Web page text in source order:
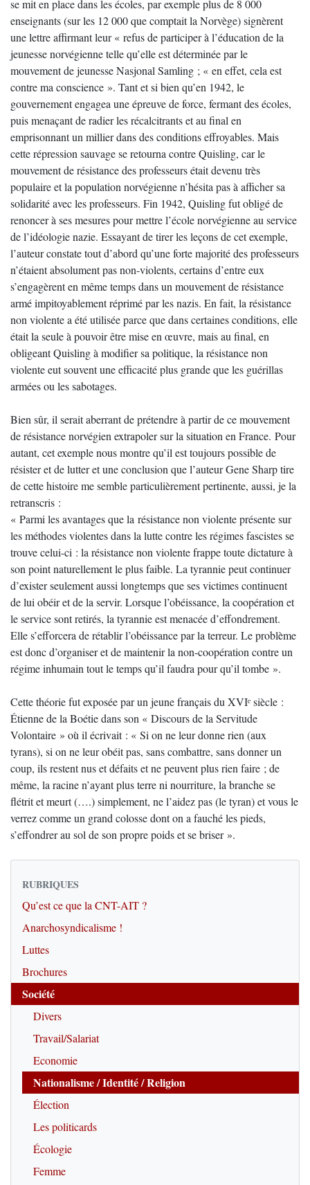
se mit en place dans les écoles, par exemple plus de 8 000
enseignants (sur les 12 000 que comptait la Norvège) signèrent
une lettre affirmant leur « refus de participer à l’éducation de la
jeunesse norvégienne telle qu’elle est déterminée par le
mouvement de jeunesse Nasjonal Samling ; « en effet, cela est
contre ma conscience ». Tant et si bien qu’en 1942, le
gouvernement engagea une épreuve de force, fermant des écoles,
puis menaçant de radier les récalcitrants et au final en
emprisonnant un millier dans des conditions effroyables. Mais
cette répression sauvage se retourna contre Quisling, car le
mouvement de résistance des professeurs était devenu très
populaire et la population norvégienne n’hésita pas à afficher sa
solidarité avec les professeurs. Fin 1942, Quisling fut obligé de
renoncer à ses mesures pour mettre l’école norvégienne au service
de l’idéologie nazie. Essayant de tirer les leçons de cet exemple,
l’auteur constate tout d’abord qu’une forte majorité des professeurs
n’étaient absolument pas non-violents, certains d’entre eux
s’engagèrent en même temps dans un mouvement de résistance
armé impitoyablement réprimé par les nazis. En fait, la résistance
non violente a été utilisée parce que dans certaines conditions, elle
était la seule à pouvoir être mise en œuvre, mais au final, en
obligeant Quisling à modifier sa politique, la résistance non
violente eut souvent une efficacité plus grande que les guérillas
armées ou les sabotages.
Bien sûr, il serait aberrant de prétendre à partir de ce mouvement
de résistance norvégien extrapoler sur la situation en France. Pour
autant, cet exemple nous montre qu’il est toujours possible de
résister et de lutter et une conclusion que l’auteur Gene Sharp tire
de cette histoire me semble particulièrement pertinente, aussi, je la
retranscris :
« Parmi les avantages que la résistance non violente présente sur
les méthodes violentes dans la lutte contre les régimes fascistes se
trouve celui-ci : la résistance non violente frappe toute dictature à
son point naturellement le plus faible. La tyrannie peut continuer
d’exister seulement aussi longtemps que ses victimes continuent
de lui obéir et de la servir. Lorsque l’obéissance, la coopération et
le service sont retirés, la tyrannie est menacée d’effondrement.
Elle s’efforcera de rétablir l’obéissance par la terreur. Le problème
est donc d’organiser et de maintenir la non-coopération contre un
régime inhumain tout le temps qu’il faudra pour qu’il tombe ».
Cette théorie fut exposée par un jeune français du XVIᵉ siècle :
Étienne de la Boétie dans son « Discours de la Servitude
Volontaire » où il écrivait : « Si on ne leur donne rien (aux
tyrans), si on ne leur obéit pas, sans combattre, sans donner un
coup, ils restent nus et défaits et ne peuvent plus rien faire ; de
même, la racine n’ayant plus terre ni nourriture, la branche se
flétrit et meurt (….) simplement, ne l’aidez pas (le tyran) et vous le
verrez comme un grand colosse dont on a fauché les pieds,
s’effondrer au sol de son propre poids et se briser ».
RUBRIQUES
Qu’est ce que la CNT-AIT ?
Anarchosyndicalisme !
Luttes
Brochures
Société
Divers
Travail/Salariat
Economie
Nationalisme / Identité / Religion
Élection
Les politicards
Écologie
Femme